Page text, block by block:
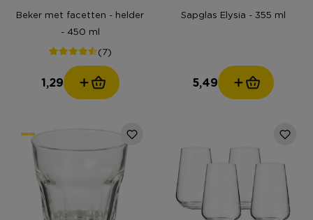
Beker met facetten - helder
- 450 ml
(7)
1,29
Sapglas Elysia - 355 ml
5,49